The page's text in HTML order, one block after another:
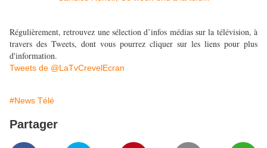
Régulièrement, retrouvez une sélection d’infos médias sur la télévision, à
travers des Tweets, dont vous pourrez cliquer sur les liens pour plus
d'information.
Tweets de @LaTvCrevelEcran
#News Télé
Partager